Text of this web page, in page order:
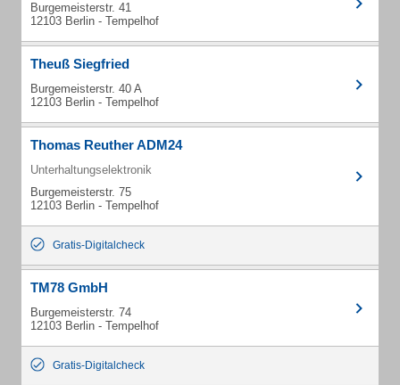
Burgemeisterstr. 41
12103 Berlin - Tempelhof
Theuß Siegfried
Burgemeisterstr. 40 A
12103 Berlin - Tempelhof
Thomas Reuther ADM24
Unterhaltungselektronik
Burgemeisterstr. 75
12103 Berlin - Tempelhof
Gratis-Digitalcheck
TM78 GmbH
Burgemeisterstr. 74
12103 Berlin - Tempelhof
Gratis-Digitalcheck